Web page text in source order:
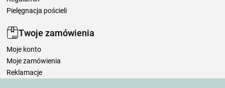
Pielęgnacja pościeli
Twoje zamówienia
Moje konto
Moje zamówienia
Reklamacje